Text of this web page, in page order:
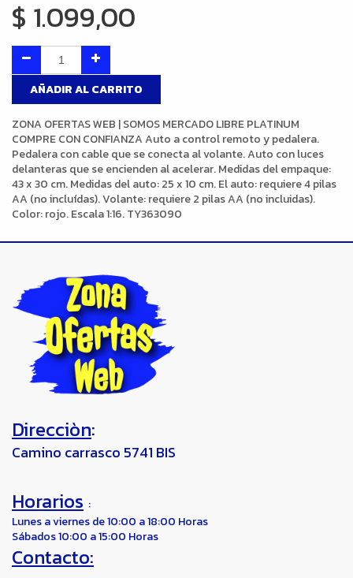
$ 1.099,00
AÑADIR AL CARRITO
ZONA OFERTAS WEB | SOMOS MERCADO LIBRE PLATINUM
COMPRE CON CONFIANZA Auto a control remoto y pedalera.
Pedalera con cable que se conecta al volante. Auto con luces
delanteras que se encienden al acelerar. Medidas del empaque:
43 x 30 cm. Medidas del auto: 25 x 10 cm. El auto: requiere 4 pilas
AA (no incluídas). Volante: requiere 2 pilas AA (no incluidas).
Color: rojo. Escala 1:16. TY363090
Direcciòn:
Camino carrasco 5741 BIS
Horarios :
Lunes a viernes de 10:00 a 18:00 Horas
Sábados 10:00 a 15:00 Horas
Contacto: